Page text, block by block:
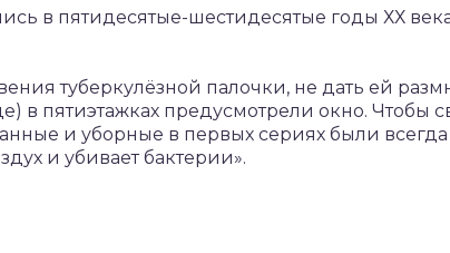
в пятидесятые-шестидесятые годы ХХ
туберкулёзной палочки, не дать ей
в пятиэтажках предусмотрели окно. Чтобы
и уборные в первых сериях были
и убивает бактерии».